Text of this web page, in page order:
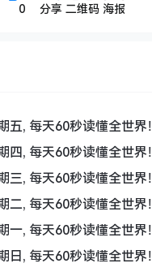
0 分享 二维码 海报
五, 每天60秒读懂全世界！
四, 每天60秒读懂全世界！
三, 每天60秒读懂全世界！
二, 每天60秒读懂全世界！
一, 每天60秒读懂全世界！
日, 每天60秒读懂全世界！